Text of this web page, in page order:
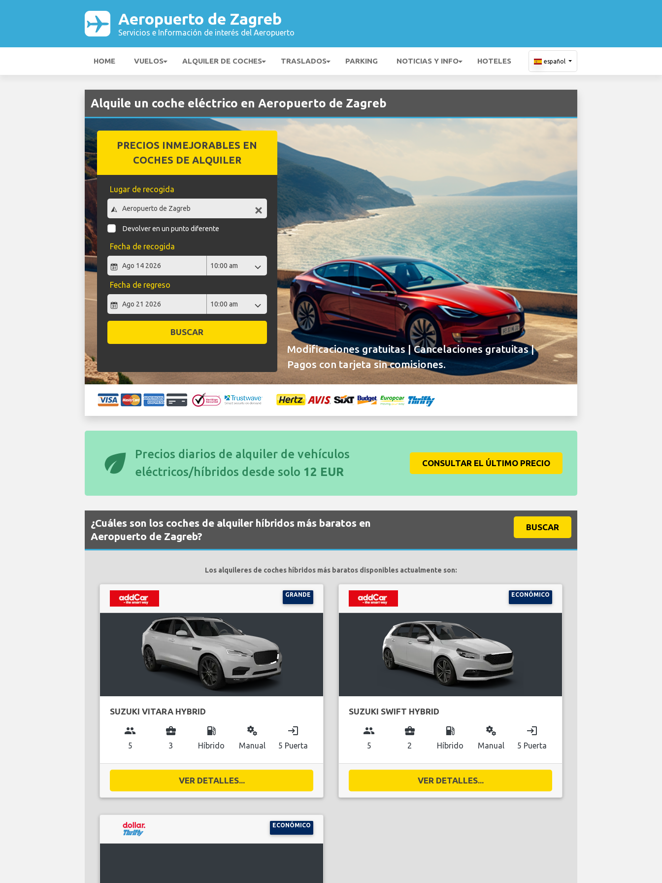
Aeropuerto de Zagreb
Servicios e Información de interés del Aeropuerto
HOME VUELOS ALQUILER DE COCHES TRASLADOS PARKING NOTICIAS Y INFO HOTELES español
Alquile un coche eléctrico en Aeropuerto de Zagreb
PRECIOS INMEJORABLES EN
COCHES DE ALQUILER
Lugar de recogida
Devolver en un punto diferente
Fecha de recogida
Fecha de regreso
BUSCAR
Modificaciones gratuitas | Cancelaciones gratuitas |
Pagos con tarjeta sin comisiones.
eco
Precios diarios de alquiler de vehículos
eléctricos/híbridos desde solo 12 EUR
CONSULTAR EL ÚLTIMO PRECIO
¿Cuáles son los coches de alquiler híbridos más baratos en
Aeropuerto de Zagreb?
BUSCAR
Los alquileres de coches híbridos más baratos disponibles actualmente son:
GRANDE
SUZUKI VITARA HYBRID
group
5
business_center
3
local_gas_station
Híbrido
miscellaneous_services
Manual
login
5 Puerta
VER DETALLES...
ECONÓMICO
SUZUKI SWIFT HYBRID
group
5
business_center
2
local_gas_station
Híbrido
miscellaneous_services
Manual
login
5 Puerta
VER DETALLES...
ECONÓMICO